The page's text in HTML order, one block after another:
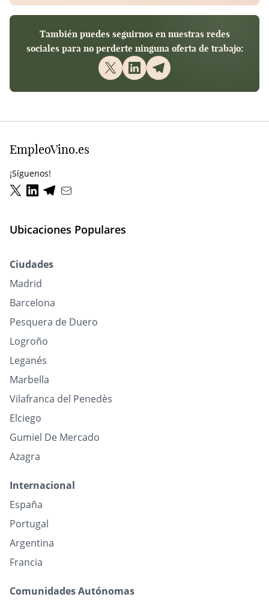
También puedes seguirnos en nuestras redes
sociales para no perderte ninguna oferta de trabajo:
EmpleoVino.es
¡Síguenos!
Ubicaciones Populares
Ciudades
Madrid
Barcelona
Pesquera de Duero
Logroño
Leganés
Marbella
Vilafranca del Penedès
Elciego
Gumiel De Mercado
Azagra
Internacional
España
Portugal
Argentina
Francia
Comunidades Autónomas